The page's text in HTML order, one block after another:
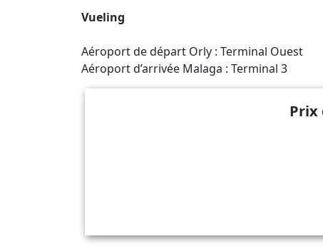
Vueling
Aéroport de départ Orly : Terminal Ouest
Aéroport d’arrivée Malaga : Terminal 3
Prix